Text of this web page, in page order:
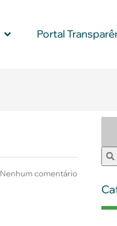
Portal
Nenhum comentário